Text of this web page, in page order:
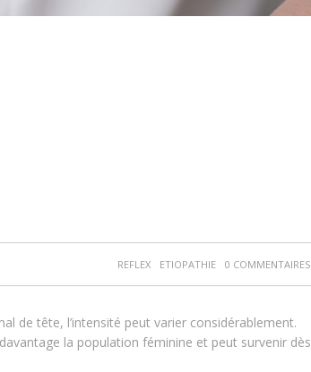
0 COMMENTAIRES
ETIOPATHIE
REFLEX
de tête, l’intensité peut varier considérablement.
la population féminine et peut survenir dès